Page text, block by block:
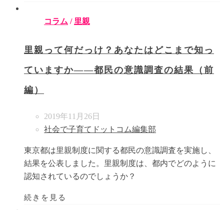
コラム /里親
里親って何だっけ？あなたはどこまで知っ
ていますか――都民の意識調査の結果（前
編）
2019年11月26日
社会で子育てドットコム編集部
東京都は里親制度に関する都民の意識調査を実施し、
結果を公表しました。里親制度は、都内でどのように
認知されているのでしょうか？
続きを見る